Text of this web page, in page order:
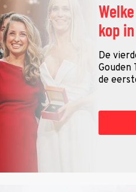
kop
De
Gouden
de